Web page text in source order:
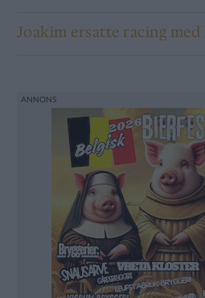
Joakim ersatte racing